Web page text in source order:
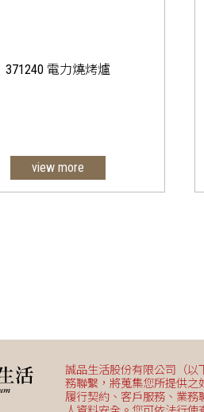
371240 電力燒烤爐
view more
誠品生活股份有限公司（以
務聯繫，將蒐集您所提供之
履行契約、客戶服務、業務